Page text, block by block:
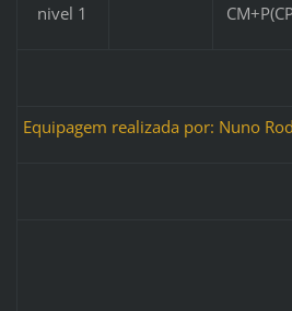
nivel 1
Equipagem realizada por: Nuno